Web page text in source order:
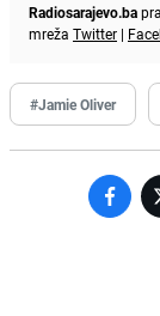
Radiosarajevo.ba
mreža Twitter |
#Jamie Oliver